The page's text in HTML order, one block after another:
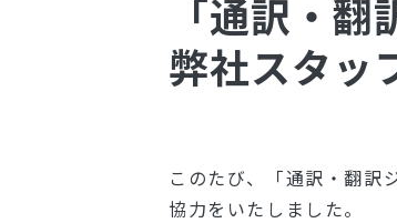
「通訳・
弊社スタッ
このたび、「通訳・翻訳
協力をいたしました。